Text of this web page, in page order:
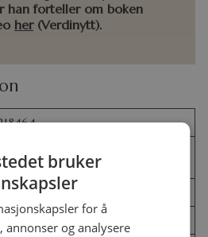
han forteller om boken
her(Verdinytt).
bidragsytere)
bruker
for å
annonser og analysere